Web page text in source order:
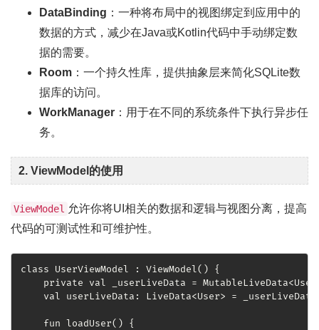
DataBinding ：一种将布局中的视图绑定到应用中的
数据的方式，减少在Java或Kotlin代码中手动绑定数
据的需要。
Room ：一个持久性库，提供抽象层来简化SQLite数
据库的访问。
WorkManager ：用于在不同的系统条件下执行异步任
务。
2. ViewModel的使用
ViewModel 允许你将UI相关的数据和逻辑与视图分离，提高
代码的可测试性和可维护性。
class UserViewModel : ViewModel() {
private val _userLiveData =
    val userLiveData: LiveData<User> = _userLiveData
    fun loadUser() {